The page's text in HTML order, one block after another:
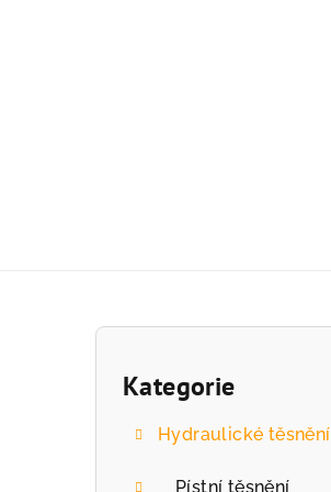
P
Přeskočit
Kategorie
Hydraulické těsnění
Pístní těsnění